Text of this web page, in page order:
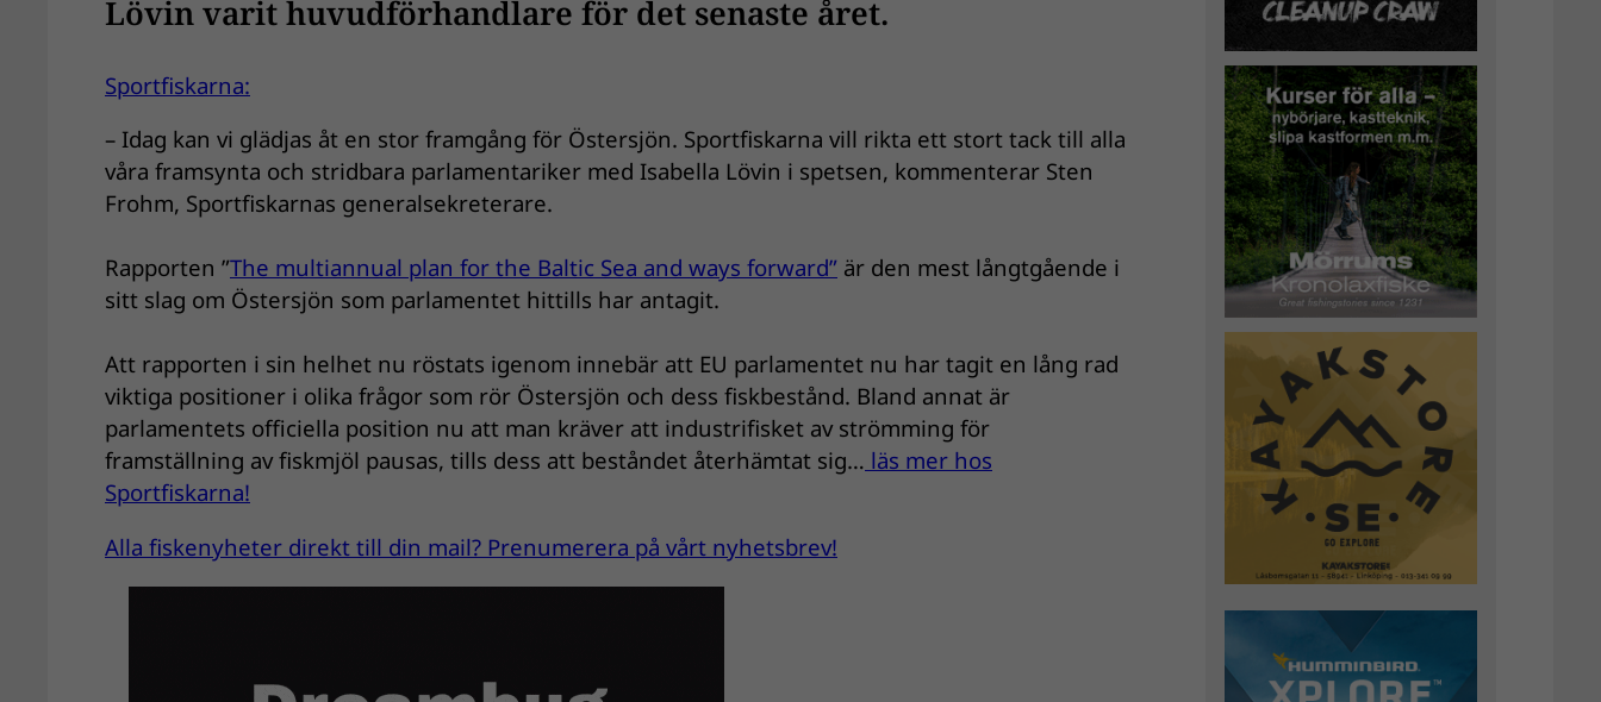
Lövin varit huvudförhandlare för det senaste året.
Sportfiskarna:
– Idag kan vi glädjas åt en stor framgång för Östersjön. Sportfiskarna vill rikta ett stort tack till alla
våra framsynta och stridbara parlamentariker med Isabella Lövin i spetsen, kommenterar Sten
Frohm, Sportfiskarnas generalsekreterare.
Rapporten ”The multiannual plan for the Baltic Sea and ways forward” är den mest långtgående i
sitt slag om Östersjön som parlamentet hittills har antagit.
Att rapporten i sin helhet nu röstats igenom innebär att EU parlamentet nu har tagit en lång rad
viktiga positioner i olika frågor som rör Östersjön och dess fiskbestånd. Bland annat är
parlamentets officiella position nu att man kräver att industrifisket av strömming för
framställning av fiskmjöl pausas, tills dess att beståndet återhämtat sig… läs mer hos
Sportfiskarna!
Alla fiskenyheter direkt till din mail? Prenumerera på vårt nyhetsbrev!